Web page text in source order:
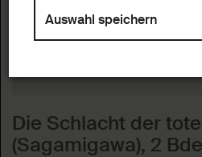
Die Schlacht der
(Sagamigawa), 2
Auswahl speichern